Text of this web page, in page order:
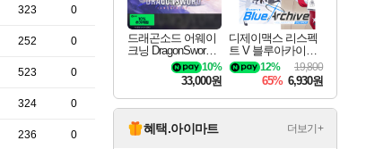
323 0
252 0
523 0
324 0
236 0
드래곤소드 어웨이
크닝 DragonSword A
10%
33,000원
디제이맥스 리스펙
트 V 블루아카이브
팩 DJMAX RESPE
CT V Blue Archive P
ack DLC
19,800
12%
65% 6,930원
혜택.아이마트 더보기+